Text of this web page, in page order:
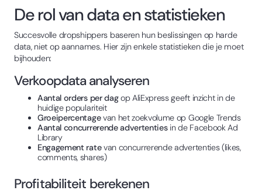
De rol van data en statistieken
Succesvolle dropshippers baseren hun beslissingen op harde
data, niet op aannames. Hier zijn enkele statistieken die je moet
bijhouden:
Verkoopdata analyseren
Aantal orders per dagop AliExpress geeft inzicht in de
huidige populariteit
Groeipercentagevan het zoekvolume op Google Trends
Aantal concurrerende advertentiesin de Facebook Ad
Library
Engagement ratevan concurrerende advertenties (likes,
comments, shares)
Profitabiliteit berekenen